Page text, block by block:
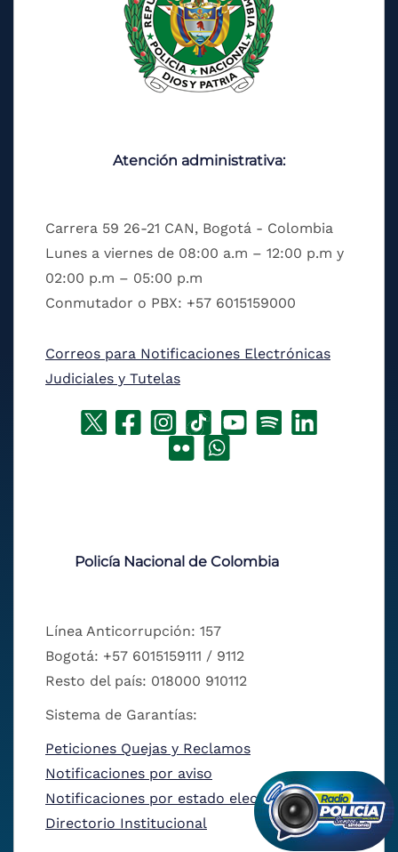
Atención administrativa:
Carrera 59 26-21 CAN, Bogotá - Colombia
Lunes a viernes de 08:00 a.m – 12:00 p.m y
02:00 p.m – 05:00 p.m
Conmutador o PBX: +57 6015159000
Correos para Notificaciones Electrónicas
Judiciales y Tutelas
Policía Nacional de Colombia
Línea Anticorrupción: 157
Bogotá: +57 6015159111 / 9112
Resto del país: 018000 910112
Sistema de Garantías:
Peticiones Quejas y Reclamos
Notificaciones por aviso
Notificaciones por estado electrónico
Directorio Institucional